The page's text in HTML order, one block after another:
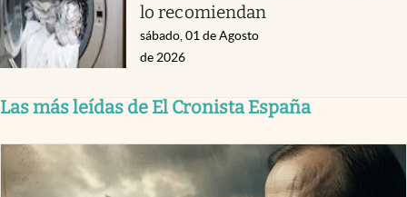
lo recomiendan
sábado, 01 de Agosto
de 2026
Las más leídas de El Cronista España